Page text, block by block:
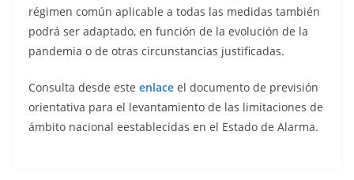
régimen común aplicable a todas las medidas también
podrá ser adaptado, en función de la evolución de la
pandemia o de otras circunstancias justificadas.
Consulta desde este enlace el documento de previsión
orientativa para el levantamiento de las limitaciones de
ámbito nacional eestablecidas en el Estado de Alarma.